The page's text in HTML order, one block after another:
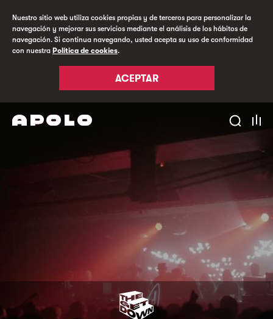
Nuestro sitio web utiliza cookies propias y de terceros para personalizar la
navegación y mejorar sus servicios mediante el análisis de los hábitos de
navegación. Si continua navegando, usted acepta su uso de conformidad
con nuestra Política de cookies.
ACEPTAR